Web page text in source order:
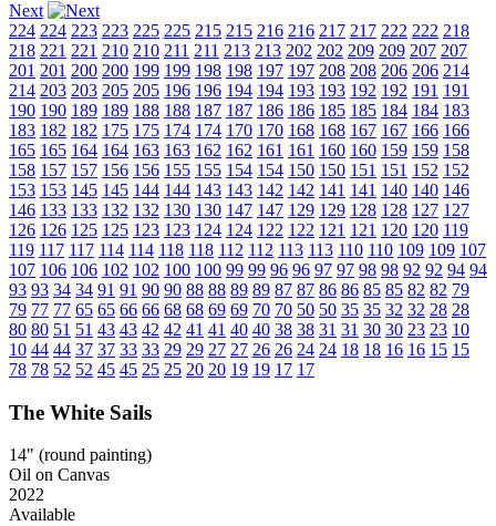
Next
224 224 223 223 225 225 215 215 216 216 217 217 222 222 218
218 221 221 210 210 211 211 213 213 202 202 209 209 207 207
201 201 200 200 199 199 198 198 197 197 208 208 206 206 214
214 203 203 205 205 196 196 194 194 193 193 192 192 191 191
190 190 189 189 188 188 187 187 186 186 185 185 184 184 183
183 182 182 175 175 174 174 170 170 168 168 167 167 166 166
165 165 164 164 163 163 162 162 161 161 160 160 159 159 158
158 157 157 156 156 155 155 154 154 150 150 151 151 152 152
153 153 145 145 144 144 143 143 142 142 141 141 140 140 146
146 133 133 132 132 130 130 147 147 129 129 128 128 127 127
126 126 125 125 123 123 124 124 122 122 121 121 120 120 119
119 117 117 114 114 118 118 112 112 113 113 110 110 109 109 107
107 106 106 102 102 100 100 99 99 96 96 97 97 98 98 92 92 94 94
93 93 34 34 91 91 90 90 88 88 89 89 87 87 86 86 85 85 82 82 79
79 77 77 65 65 66 66 68 68 69 69 70 70 50 50 35 35 32 32 28 28
80 80 51 51 43 43 42 42 41 41 40 40 38 38 31 31 30 30 23 23 10
10 44 44 37 37 33 33 29 29 27 27 26 26 24 24 18 18 16 16 15 15
78 78 52 52 45 45 25 25 20 20 19 19 17 17
The White Sails
14" (round painting)
Oil on Canvas
2022
Available